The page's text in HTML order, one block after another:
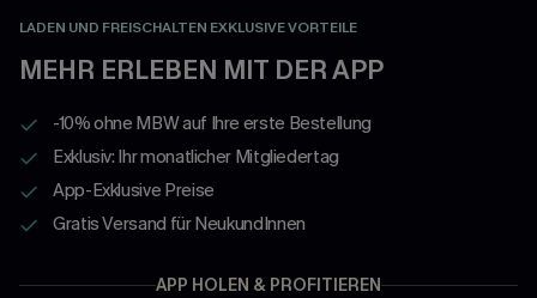
LADEN UND FREISCHALTEN EXKLUSIVE VORTEILE
MEHR ERLEBEN MIT DER APP
-10% ohne MBW auf Ihre erste Bestellung
Exklusiv: Ihr monatlicher Mitgliedertag
App-Exklusive Preise
Gratis Versand für NeukundInnen
APP HOLEN & PROFITIEREN